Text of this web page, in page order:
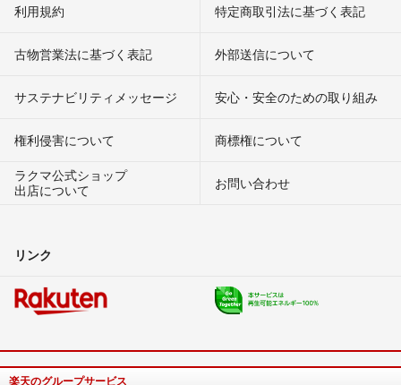
利用規約 特定商取引法に基づく表記
古物営業法に基づく表記 外部送信について
サステナビリティメッセージ 安心・安全のための取り組み
権利侵害について
商標権について
ラクマ公式ショップ
出店について
お問い合わせ
リンク
楽天のグループサービス